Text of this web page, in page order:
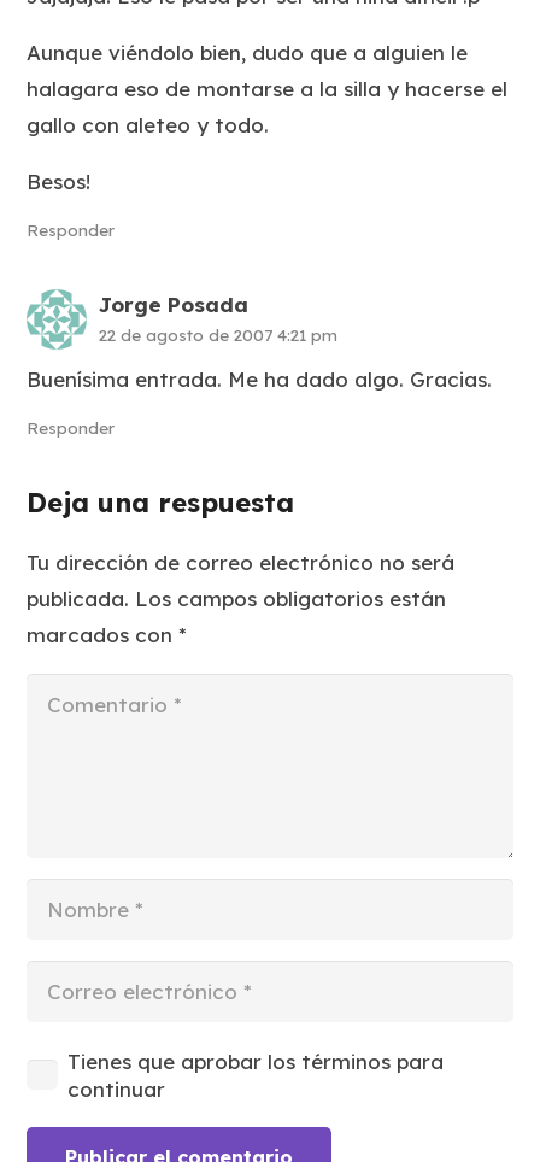
Aunque viéndolo bien, dudo que a alguien le
halagara eso de montarse a la silla y hacerse el
gallo con aleteo y todo.
Besos!
Responder
Jorge Posada
22 de agosto de 2007 4:21 pm
Buenísima entrada. Me ha dado algo. Gracias.
Responder
Deja una respuesta
Tu dirección de correo electrónico no será
publicada. Los campos obligatorios están
marcados con*
Tienes que aprobar los términos para
continuar
Publicar el comentario